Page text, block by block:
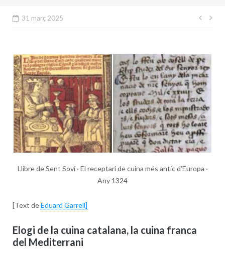
31 març 2025
Llibre de Sent Soví · El receptari de cuina més antic d’Europa ·
Any 1324
[Text deEduard Garrell]
Elogi de la cuina catalana, la cuina franca
del Mediterrani